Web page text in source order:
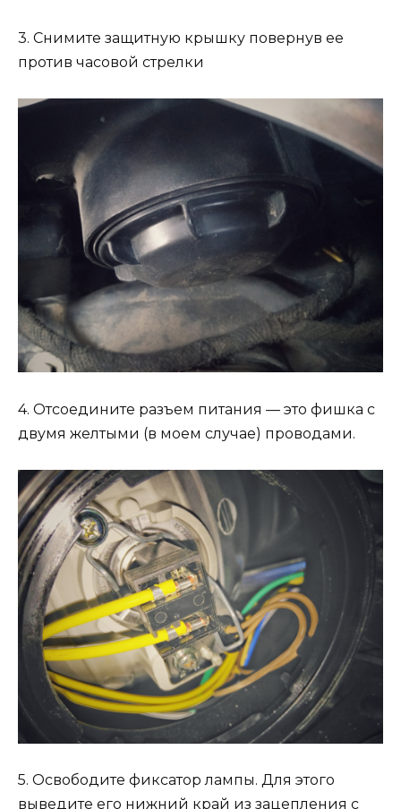
3. Снимите защитную крышку повернув ее
против часовой стрелки
4. Отсоедините разъем питания — это фишка с
двумя желтыми (в моем случае) проводами.
5. Освободите фиксатор лампы. Для этого
выведите его нижний край из зацепления с